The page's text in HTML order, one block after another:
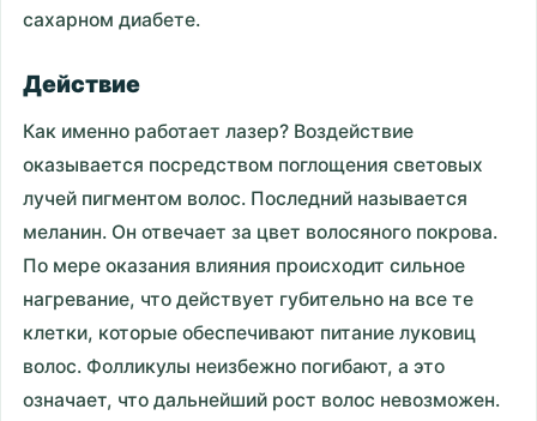
сахарном диабете.
Действие
Как именно работает лазер? Воздействие
оказывается посредством поглощения световых
лучей пигментом волос. Последний называется
меланин. Он отвечает за цвет волосяного покрова.
По мере оказания влияния происходит сильное
нагревание, что действует губительно на все те
клетки, которые обеспечивают питание луковиц
волос. Фолликулы неизбежно погибают, а это
означает, что дальнейший рост волос невозможен.